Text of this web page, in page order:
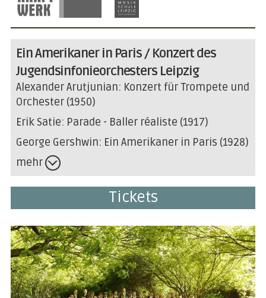
Ein Amerikaner in Paris / Konzert des
Jugendsinfonieorchesters Leipzig
Alexander Arutjunian: Konzert für Trompete und
Orchester (1950)
Erik Satie: Parade - Baller réaliste (1917)
George Gershwin: Ein Amerikaner in Paris (1928)
mehr
Tickets